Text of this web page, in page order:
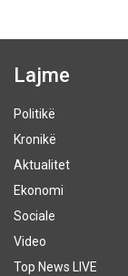
Lajme
Politikë
Kronikë
Aktualitet
Ekonomi
Sociale
Video
Top News LIVE